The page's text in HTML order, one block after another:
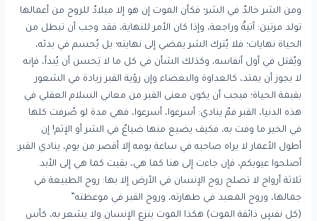
ومن الشر خالدٌ في الشر؛ فكأن الموت إن هو إلا ميلادٌ للروح من أعمالها
تولد مرتين: آتيةٌ وراجعة، وإذا كان الأمر للنهاية، فقد وجب أن تبطل من
الحياة نهايات؛ فلا يُترك الشر يمضي إلى نهايته؛ بل يُحسم في بدئه،
ويُقتل في أول أنفاسه، وكذلك الشأن في كل ما لا يَحسن أن يُبدأ، فإنه
لا يجوز أن يمتد، كالعداوة والبغضاء وإن رؤية القبر زيادة في الشعور
بقيمة الحياة؛ فيجب أن يكون معنى القبر من معاني السلام العقلي في
هذه الدنيا، القبر فمٌ ينادي: أسرعوا، أسرعوا، فهي مدة لو صُرفت كلها
في الخير ما وفت به، فكيف يضيع منها ضياعٌ في الشر أو الإثم! إن
أطول الأعمار لا يراه صاحبه في ساعة يومه إلا أقصر من يوم، ينادي القبر:
أصلحوا عيوبكم، فإن جاءت إلى هنا كما هي، بقيت كما هي إلى الأبد.
ثلاثة أرواح لا تصلح روح الإنسان في الأرض إلا بها: روح الطبيعة في
جمالها، وروح المعبد في طهارته، وروح القبر في موعظته”
(كل نفسٍ ذائقة الموت) هكذا الموت ينزع الإنسان ولا يشعر به، كأس